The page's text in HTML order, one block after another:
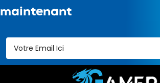
maintenant